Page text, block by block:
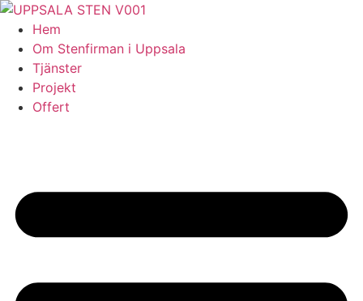
Skip
content
Hem
Om Stenfirman i Uppsala
Tjänster
Projekt
Offert